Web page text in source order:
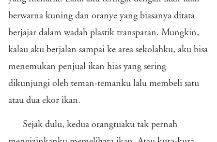
berwarna kuning dan oranye yang biasanya ditata
berjajar dalam wadah plastik transparan. Mungkin,
kalau aku berjalan sampai ke area sekolahku, aku bisa
menemukan penjual ikan hias yang sering
dikunjungi oleh teman-temanku lalu membeli satu
atau dua ekor ikan.
Sejak dulu, kedua orangtuaku tak pernah